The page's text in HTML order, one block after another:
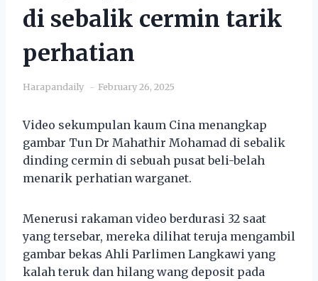
di sebalik cermin tarik
perhatian
Harapandaily February 26, 2025
Video sekumpulan kaum Cina menangkap
gambar Tun Dr Mahathir Mohamad di sebalik
dinding cermin di sebuah pusat beli-belah
menarik perhatian warganet.
Menerusi rakaman video berdurasi 32 saat
yang tersebar, mereka dilihat teruja mengambil
gambar bekas Ahli Parlimen Langkawi yang
kalah teruk dan hilang wang deposit pada